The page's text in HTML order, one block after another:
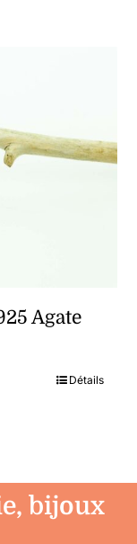
Agate
Détails
bijoux